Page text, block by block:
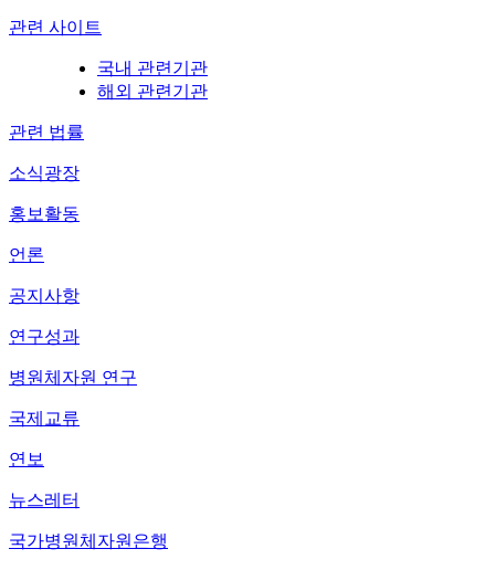
관련 사이트
국내 관련기관
해외 관련기관
관련 법률
소식광장
홍보활동
언론
공지사항
연구성과
병원체자원 연구
국제교류
연보
뉴스레터
국가병원체자원은행